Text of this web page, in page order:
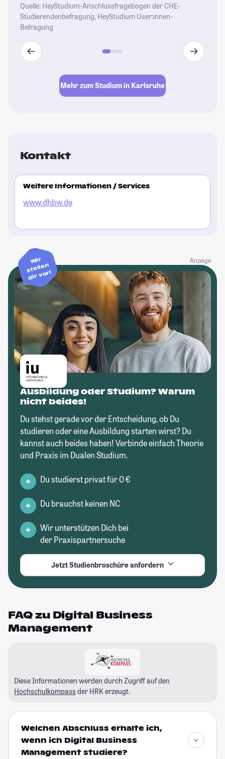
Quelle: HeyStudium-Anschlussfragebogen der CHE-
Studierendenbefragung, HeyStudium User:innen-
Befragung
Mehr zum Studium in Karlsruhe
Kontakt
Weitere Informationen / Services
www.dhbw.de
Anzeige
Wir
stellen
dir vor!
Ausbildung oder Studium? Warum
nicht beides!
Du stehst gerade vor der Entscheidung, ob Du
studieren oder eine Ausbildung starten wirst? Du
kannst auch beides haben! Verbinde einfach Theorie
und Praxis im Dualen Studium.
Du studierst privat für 0 €
Du brauchst keinen NC
Wir unterstützen Dich bei
der Praxispartnersuche
Jetzt Studienbroschüre anfordern
FAQ zu Digital Business
Management
Diese Informationen werden durch Zugriff auf den
Hochschulkompass der HRK erzeugt.
Welchen Abschluss erhalte ich,
wenn ich Digital Business
Management studiere?